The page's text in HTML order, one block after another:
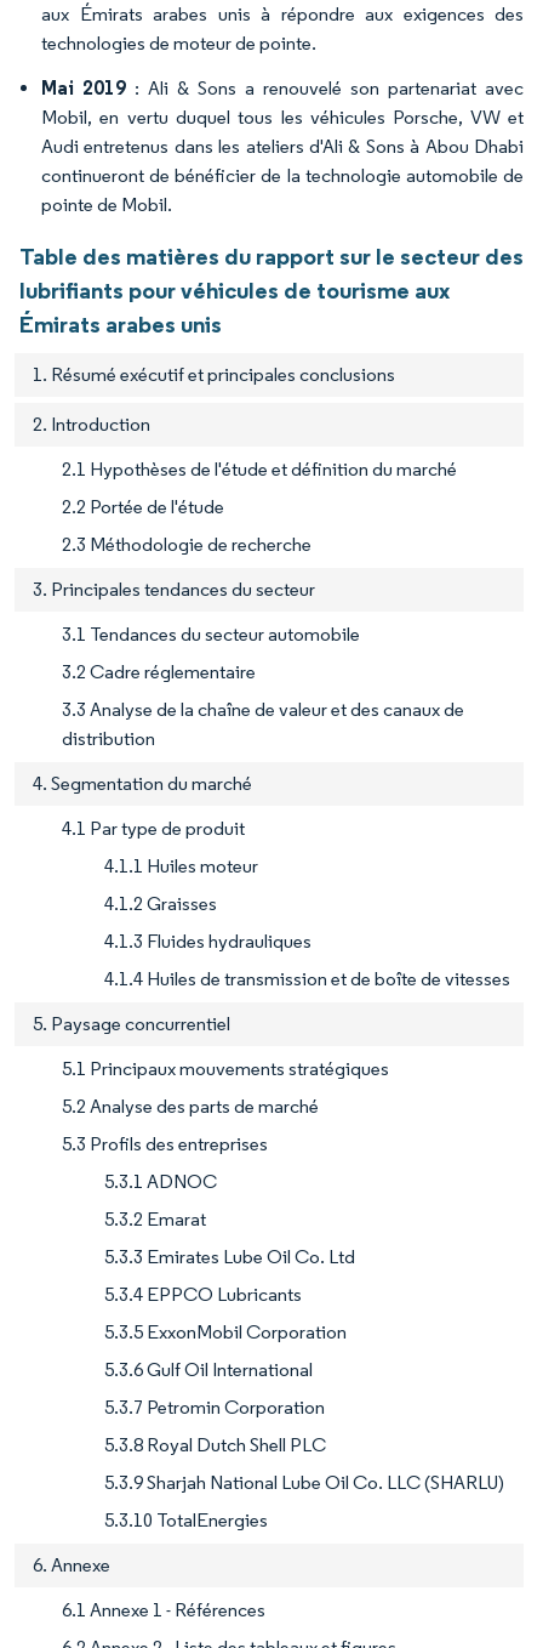
aux Émirats arabes unis à répondre aux exigences des
technologies de moteur de pointe.
Mai 2019 : Ali & Sons a renouvelé son partenariat avec
Mobil, en vertu duquel tous les véhicules Porsche, VW et
Audi entretenus dans les ateliers d'Ali & Sons à Abou Dhabi
continueront de bénéficier de la technologie automobile de
pointe de Mobil.
Table des matières du rapport sur le secteur des
lubrifiants pour véhicules de tourisme aux
Émirats arabes unis
1. Résumé exécutif et principales conclusions
2. Introduction
2.1 Hypothèses de l'étude et définition du marché
2.2 Portée de l'étude
2.3 Méthodologie de recherche
3. Principales tendances du secteur
3.1 Tendances du secteur automobile
3.2 Cadre réglementaire
3.3 Analyse de la chaîne de valeur et des canaux de
distribution
4. Segmentation du marché
4.1 Par type de produit
4.1.1 Huiles moteur
4.1.2 Graisses
4.1.3 Fluides hydrauliques
4.1.4 Huiles de transmission et de boîte de vitesses
5. Paysage concurrentiel
5.1 Principaux mouvements stratégiques
5.2 Analyse des parts de marché
5.3 Profils des entreprises
5.3.1 ADNOC
5.3.2 Emarat
5.3.3 Emirates Lube Oil Co. Ltd
5.3.4 EPPCO Lubricants
5.3.5 ExxonMobil Corporation
5.3.6 Gulf Oil International
5.3.7 Petromin Corporation
5.3.8 Royal Dutch Shell PLC
5.3.9 Sharjah National Lube Oil Co. LLC (SHARLU)
5.3.10 TotalEnergies
6. Annexe
6.1 Annexe 1 - Références